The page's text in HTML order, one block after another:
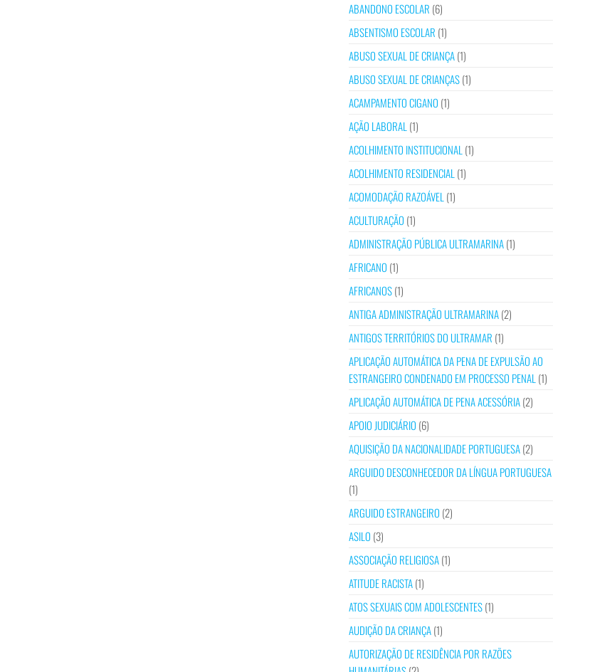
ABANDONO ESCOLAR (6)
ABSENTISMO ESCOLAR (1)
ABUSO SEXUAL DE CRIANÇA(1)
ABUSO SEXUAL DE CRIANÇAS(1)
ACAMPAMENTO CIGANO (1)
AÇÃO LABORAL (1)
ACOLHIMENTO INSTITUCIONAL (1)
ACOLHIMENTO RESIDENCIAL (1)
ACOMODAÇÃO RAZOÁVEL (1)
ACULTURAÇÃO (1)
ADMINISTRAÇÃO PÚBLICA ULTRAMARINA(1)
AFRICANO (1)
AFRICANOS(1)
ANTIGA ADMINISTRAÇÃO ULTRAMARINA(2)
ANTIGOS TERRITÓRIOS DO ULTRAMAR (1)
APLICAÇÃO AUTOMÁTICA DA PENA DE EXPULSÃO AO
ESTRANGEIRO CONDENADO EM PROCESSO PENAL (1)
APLICAÇÃO AUTOMÁTICA DE PENA ACESSÓRIA(2)
APOIO JUDICIÁRIO (6)
AQUISIÇÃO DA NACIONALIDADE PORTUGUESA(2)
ARGUIDO DESCONHECEDOR DA LÍNGUA PORTUGUESA
(1)
ARGUIDO ESTRANGEIRO (2)
ASILO (3)
ASSOCIAÇÃO RELIGIOSA(1)
ATITUDE RACISTA(1)
ATOS SEXUAIS COM ADOLESCENTES(1)
AUDIÇÃO DA CRIANÇA(1)
AUTORIZAÇÃO DE RESIDÊNCIA POR RAZÕES